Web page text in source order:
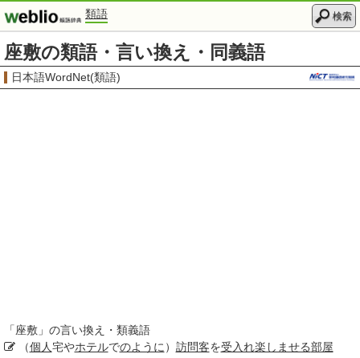
類語 検索
座敷の類語・言い換え・同義語
日本語WordNet(類語)
「座敷 」の言い換え・類義語
（個人宅やホテルでのように ） 訪問客を受入れ楽しませる部屋